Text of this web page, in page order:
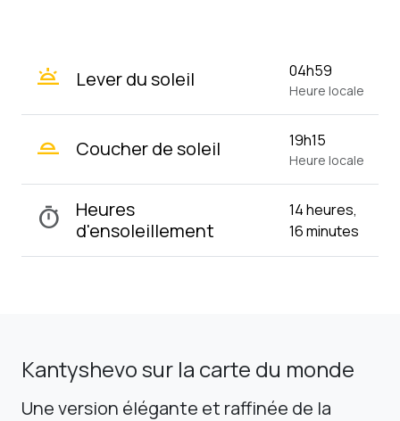
wb_twilight Lever du soleil 04h59
Heure locale
wb_twilight_2 Coucher de soleil 19h15
Heure locale
timer
Heures
d'ensoleillement
14 heures,
16 minutes
Kantyshevo sur la carte du monde
Une version élégante et raffinée de la